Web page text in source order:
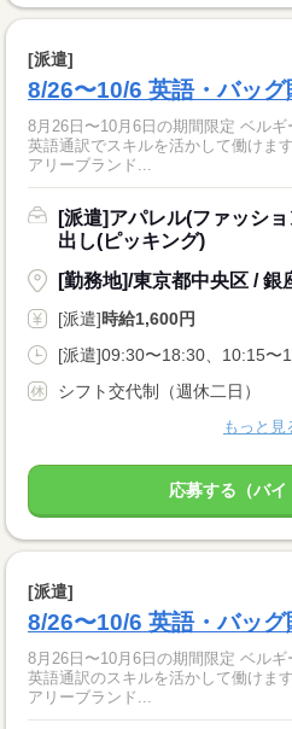
[派遣]
8/26〜10/6 英語・バッグ
8月26日〜10月6日の期間限定 ベル
英語通訳でスキルを活かして働けま
アリーブランド...
[派遣]アパレル(ファッシ
出し(ピッキング)
[勤務地]/東京都中央区 / 銀
[派遣]時給1,600円
[派遣]09:30〜18:30、10:15〜
シフト交代制（週休二日）
もっと見
応募する（バイ
[派遣]
8/26〜10/6 英語・バッグ
8月26日〜10月6日の期間限定 ベル
英語通訳のスキルを活かして働けま
アリーブランド...